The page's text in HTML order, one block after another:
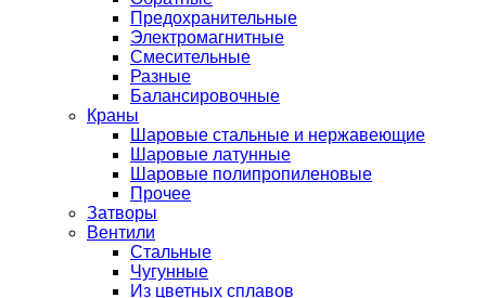
Предохранительные
Электромагнитные
Смесительные
Разные
Балансировочные
Краны
Шаровые стальные и нержавеющие
Шаровые латунные
Шаровые полипропиленовые
Прочее
Затворы
Вентили
Стальные
Чугунные
Из цветных сплавов